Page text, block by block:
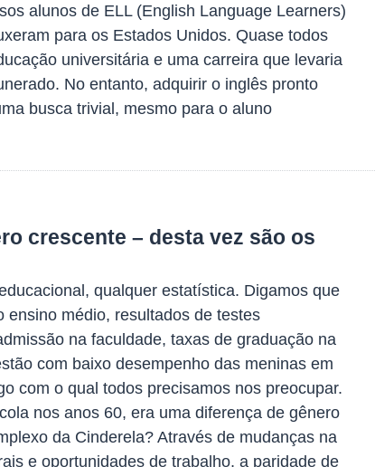
alunos de ELL (English Language Learners)
para os Estados Unidos. Quase todos
universitária e uma carreira que levaria
No entanto, adquirir o inglês pronto
busca trivial, mesmo para o aluno
crescente – desta vez são os
qualquer estatística. Digamos que
ensino médio, resultados de testes
na faculdade, taxas de graduação na
com baixo desempenho das meninas em
com o qual todos precisamos nos preocupar.
nos anos 60, era uma diferença de gênero
da Cinderela? Através de mudanças na
e oportunidades de trabalho, a paridade de